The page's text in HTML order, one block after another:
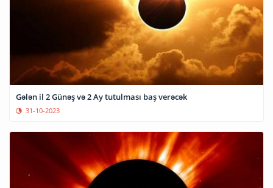
Gələn il 2 Günəş və 2 Ay tutulması baş verəcək
31-10-2023